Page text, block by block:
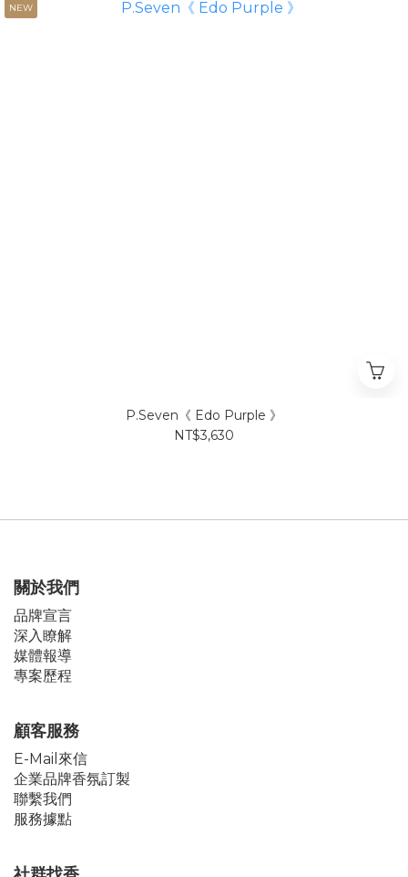
NEW
P.Seven《 Edo Purple 》
NT$3,630
關於我們
品牌宣言
深入瞭解
媒體報導
專案歷程
顧客服務
E-Mail來信
企業品牌香氛訂製
聯繫我們
服務據點